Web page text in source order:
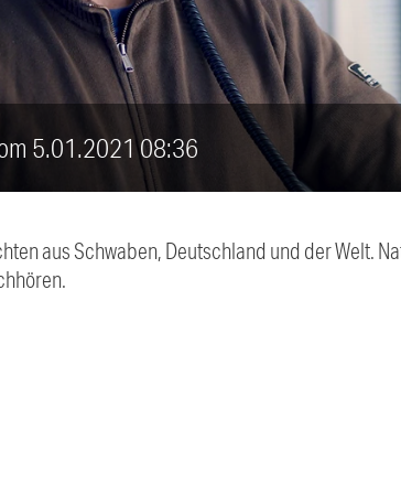
5.01.2021 08:36
aus Schwaben, Deutschland und der Welt.